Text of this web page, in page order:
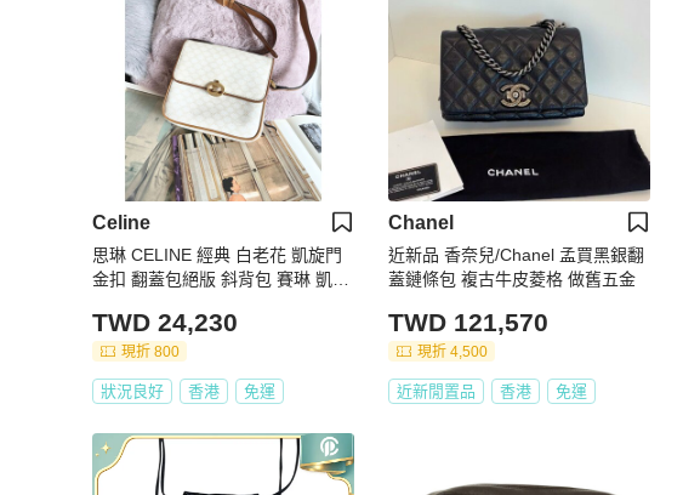
Celine
思琳 CELINE 經典 白老花 凱旋門
金扣 翻蓋包絕版 斜背包 賽琳 凱旋
omphe Bag 稀少中古手袋
TWD 24,230
現折 800
狀況良好 香港 免運
Chanel
近新品 香奈兒/Chanel 孟買黑銀翻
蓋鏈條包 複古牛皮菱格 做舊五金
TWD 121,570
現折 4,500
近新閒置品 香港 免運